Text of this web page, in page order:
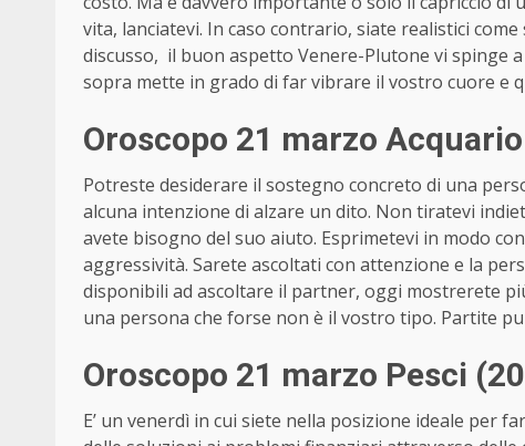
vita, lanciatevi. In caso contrario, siate realistici
discusso, il buon aspetto Venere-Plutone vi spinge
sopra mette in grado di far vibrare il vostro cuore e
Oroscopo 21 marzo
Potreste desiderare il sostegno concreto di una
alcuna intenzione di alzare un dito. Non tiratevi
avete bisogno del suo aiuto. Esprimetevi in modo
aggressività. Sarete ascoltati con attenzione e la
disponibili ad ascoltare il partner, oggi mostrerete
una persona che forse non è il vostro tipo. Partite
Oroscopo 21 marzo Pesci
E’ un venerdì in cui siete nella posizione ideale